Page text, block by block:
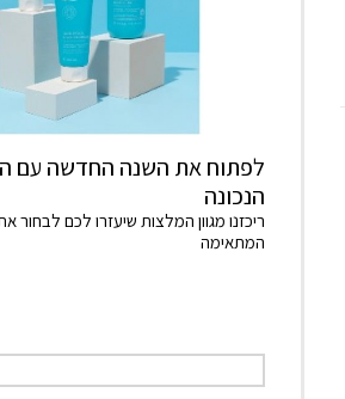
לפתוח את השנה החדשה עם
הנכונה
ריכזנו מגוון המלצות שיעזרו לכם לבחור
המתאימה